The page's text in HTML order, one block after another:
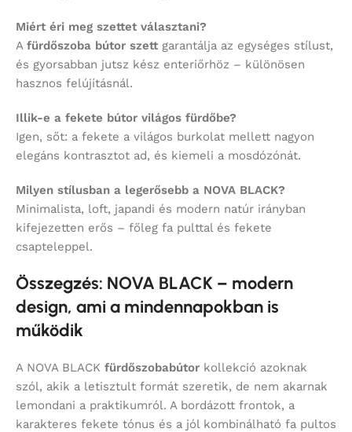
Miért éri meg szettet választani?
A fürdőszoba bútor szett garantálja az egységes stílust,
és gyorsabban jutsz kész enteriőrhöz – különösen
hasznos felújításnál.
Illik-e a fekete bútor világos fürdőbe?
Igen, sőt: a fekete a világos burkolat mellett nagyon
elegáns kontrasztot ad, és kiemeli a mosdózónát.
Milyen stílusban a legerősebb a NOVA BLACK?
Minimalista, loft, japandi és modern natúr irányban
kifejezetten erős – főleg fa pulttal és fekete
csapteleppel.
Összegzés: NOVA BLACK – modern
design, ami a mindennapokban is
működik
A NOVA BLACK fürdőszobabútor kollekció azoknak
szól, akik a letisztult formát szeretik, de nem akarnak
lemondani a praktikumról. A bordázott frontok, a
karakteres fekete tónus és a jól kombinálható fa pultos